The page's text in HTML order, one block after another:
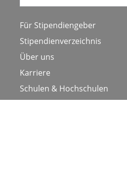
Für Stipendiengeber
Stipendienverzeichnis
Über uns
Karriere
Schulen & Hochschulen